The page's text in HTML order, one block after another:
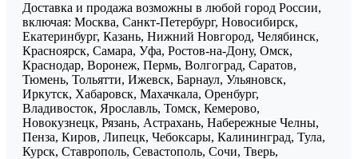
Доставка и продажа возможны в любой город России,
включая: Москва, Санкт-Петербург, Новосибирск,
Екатеринбург, Казань, Нижний Новгород, Челябинск,
Красноярск, Самара, Уфа, Ростов-на-Дону, Омск,
Краснодар, Воронеж, Пермь, Волгоград, Саратов,
Тюмень, Тольятти, Ижевск, Барнаул, Ульяновск,
Иркутск, Хабаровск, Махачкала, Оренбург,
Владивосток, Ярославль, Томск, Кемерово,
Новокузнецк, Рязань, Астрахань, Набережные Челны,
Пенза, Киров, Липецк, Чебоксары, Калининград, Тула,
Курск, Ставрополь, Севастополь, Сочи, Тверь,